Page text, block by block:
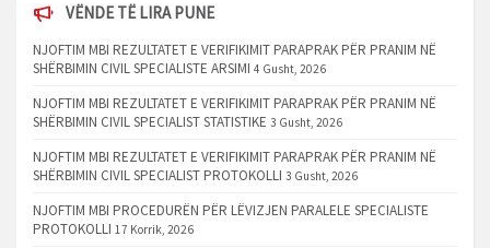
VËNDE TË LIRA PUNE
NJOFTIM MBI REZULTATET E VERIFIKIMIT PARAPRAK PËR PRANIM NË
SHËRBIMIN CIVIL SPECIALISTE ARSIMI 4 Gusht, 2026
NJOFTIM MBI REZULTATET E VERIFIKIMIT PARAPRAK PËR PRANIM NË
SHËRBIMIN CIVIL SPECIALIST STATISTIKE 3 Gusht, 2026
NJOFTIM MBI REZULTATET E VERIFIKIMIT PARAPRAK PËR PRANIM NË
SHËRBIMIN CIVIL SPECIALIST PROTOKOLLI 3 Gusht, 2026
NJOFTIM MBI PROCEDURËN PËR LËVIZJEN PARALELE SPECIALISTE
PROTOKOLLI 17 Korrik, 2026